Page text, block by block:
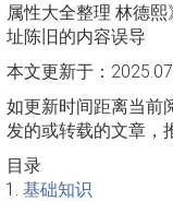
属性大全整理 林德
址陈旧的内容误导
本文更新于：
如更新时间距离当前
发的或转载的文章，
目录
基础知识